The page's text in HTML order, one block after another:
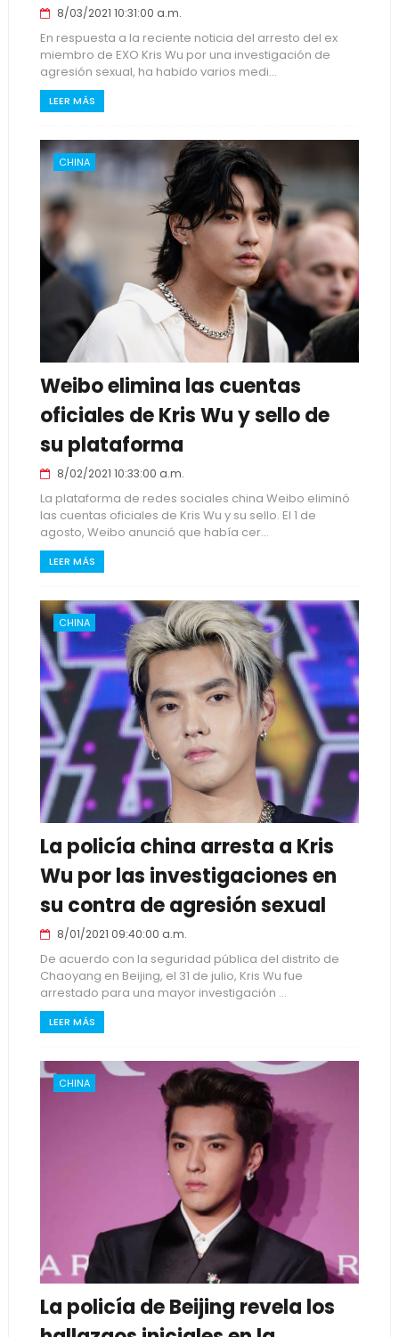
8/03/2021 10:31:00 a.m.
En respuesta a la reciente noticia del arresto del ex
miembro de EXO Kris Wu por una investigación de
agresión sexual, ha habido varios medi...
LEER MÁS
CHINA
Weibo elimina las cuentas
oficiales de Kris Wu y sello de
su plataforma
8/02/2021 10:33:00 a.m.
La plataforma de redes sociales china Weibo eliminó
las cuentas oficiales de Kris Wu y su sello. El 1 de
agosto, Weibo anunció que había cer...
LEER MÁS
CHINA
La policía china arresta a Kris
Wu por las investigaciones en
su contra de agresión sexual
8/01/2021 09:40:00 a.m.
De acuerdo con la seguridad pública del distrito de
Chaoyang en Beijing, el 31 de julio, Kris Wu fue
arrestado para una mayor investigación ...
LEER MÁS
CHINA
La policía de Beijing revela los